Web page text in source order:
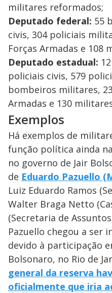
militares reformados;
Deputado federal: 55
civis, 304 policiais
Forças Armadas e 108
Deputado estadual:
policiais civis, 579
bombeiros militares,
Armadas e 130
Exemplos
Há exemplos de
função política ainda
no governo de Jair
de Eduardo Pazuello
Luiz Eduardo Ramos
Walter Braga Netto
(Secretaria de
Pazuello chegou a ser
devido à participação
Bolsonaro, no Rio de
general da reserva
oficialmente que iria